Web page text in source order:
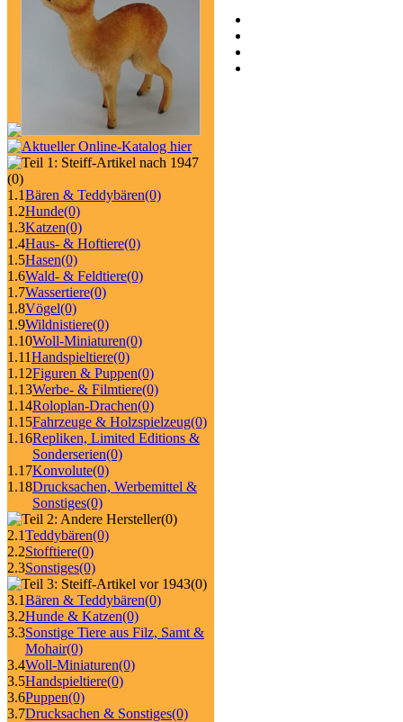
(0)
1.1Bären & Teddybären(0)
1.2Hunde(0)
1.3Katzen(0)
1.4Haus- & Hoftiere(0)
1.5Hasen(0)
1.6Wald- & Feldtiere(0)
1.7Wassertiere(0)
1.8Vögel(0)
1.9Wildnistiere(0)
1.10Woll-Miniaturen(0)
1.11Handspieltiere(0)
1.12Figuren & Puppen(0)
1.13Werbe- & Filmtiere(0)
1.14Roloplan-Drachen(0)
1.15Fahrzeuge & Holzspielzeug(0)
1.16Repliken, Limited Editions &
Sonderserien(0)
1.17Konvolute(0)
1.18Drucksachen, Werbemittel &
Sonstiges(0)
(0)
2.1Teddybären(0)
2.2Stofftiere(0)
2.3Sonstiges(0)
(0)
3.1Bären & Teddybären(0)
3.2Hunde & Katzen(0)
3.3Sonstige Tiere aus Filz, Samt &
Mohair(0)
3.4Woll-Miniaturen(0)
3.5Handspieltiere(0)
3.6Puppen(0)
3.7Drucksachen & Sonstiges(0)